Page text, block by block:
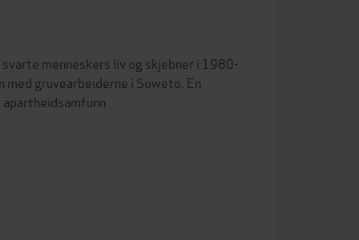
menneskers liv og skjebner i 1980-
med gruvearbeiderne i Soweto. En